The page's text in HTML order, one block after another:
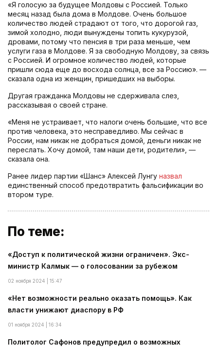
«Я голосую за будущее Молдовы с Россией. Только
месяц назад была дома в Молдове. Очень большое
количество людей страдают от того, что дорогой газ,
зимой холодно, люди вынуждены топить кукурузой,
дровами, потому что пенсия в три раза меньше, чем
услуги газа в Молдове. Я за свободную Молдову, за связь
с Россией. И огромное количество людей, которые
пришли сюда еще до восхода солнца, все за Россию». —
сказала одна из женщин, пришедших на выборы.
Другая гражданка Молдовы не сдерживала слез,
рассказывая о своей стране.
«Меня не устраивает, что налоги очень большие, что все
против человека, это несправедливо. Мы сейчас в
России, нам никак не добраться домой, деньги никак не
переслать. Хочу домой, там наши дети, родители», —
сказала она.
Ранее лидер партии «Шанс» Алексей Лунгу назвал
единственный способ предотвратить фальсификации во
втором туре.
По теме:
«Доступ к политической жизни ограничен». Экс-
министр Калмык — о голосовании за рубежом
02 ноября 2024 | 15:47
«Нет возможности реально оказать помощь». Как
власти унижают диаспору в РФ
01 ноября 2024 | 16:34
Политолог Сафонов предупредил о возможных